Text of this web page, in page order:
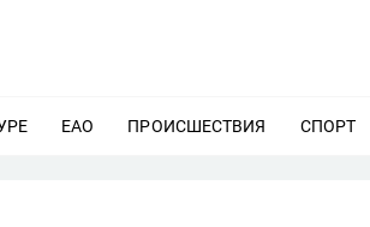
ЕЩЕ
ЕАО ЕЩЕ
ПРОИСШЕСТВИЯ ЕЩЕ
СПОРТ